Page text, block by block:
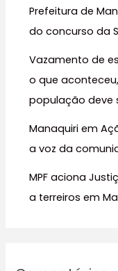
Prefeitura de
do concurso da
Vazamento de
o que
população deve
Manaquiri em
a voz da
MPF aciona
a terreiros em